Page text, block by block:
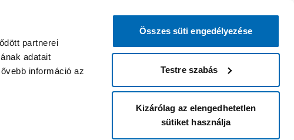
partnerei
adatait
információ az
Összes süti engedélyezése
Testre szabás
Kizárólag az elengedhetetlen
sütiket használja